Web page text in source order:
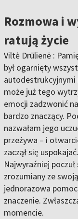
Rozmowa i
ratują życie
Viltė Drūlienė :
był ogarnięty
autodestrukcyjnymi
może już tego
emocji zadzwonić
bardzo znaczący.
nazwałam jego
przeżywa – i
zaczął się
Najwyraźniej
zrozumiany ze
jednorazowa
znaczenie.
momencie.